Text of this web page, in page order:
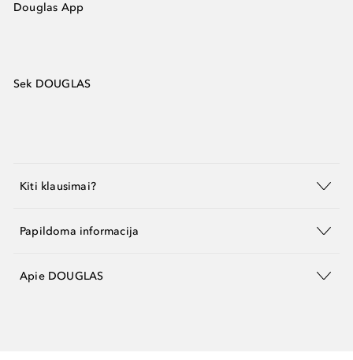
Douglas App
Sek DOUGLAS
Kiti klausimai?
Papildoma informacija
Apie DOUGLAS